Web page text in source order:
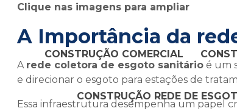
CONSTRUÇÃO COMERCIAL
CONSTRUÇÃO REDE DE
Clique nas imagens para ampliar
A Importância da
A rede coletora de esgoto sanitário é um
e direcionar o esgoto para estações de
Essa infraestrutura desempenha um papel